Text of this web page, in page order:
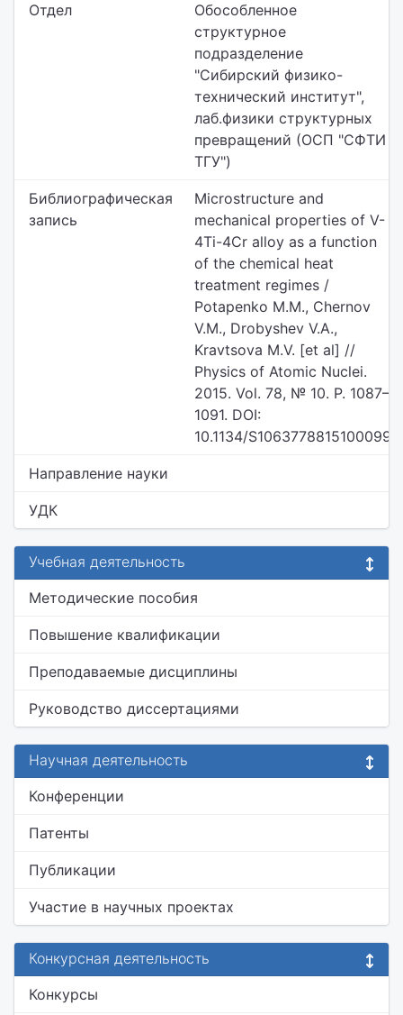
Отдел
Обособленное
структурное
подразделение
"Сибирский физико-
технический институт",
лаб.физики структурных
превращений (ОСП "СФТИ
ТГУ")
Библиографическая
запись
Microstructure and
mechanical properties of V-
4Ti-4Cr alloy as a function
of the chemical heat
treatment regimes /
Potapenko M.M., Chernov
V.M., Drobyshev V.A.,
Kravtsova M.V. [et al] //
Physics of Atomic Nuclei.
2015. Vol. 78, № 10. P. 1087‒
1091. DOI:
10.1134/S1063778815100099
Направление науки
УДК
Учебная деятельность
Методические пособия
Повышение квалификации
Преподаваемые дисциплины
Руководство диссертациями
Научная деятельность
Конференции
Патенты
Публикации
Участие в научных проектах
Конкурсная деятельность
Конкурсы